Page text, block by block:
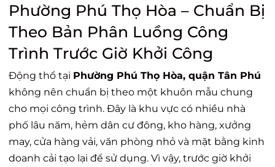
Phường Phú Thọ Hòa – Chuẩn Bị
Theo Bản Phân Luồng Công
Trình Trước Giờ Khởi Công
Động thổ tại Phường Phú Thọ Hòa, quận Tân Phú
không nên chuẩn bị theo một khuôn mẫu chung
cho mọi công trình. Đây là khu vực có nhiều nhà
phố lâu năm, hẻm dân cư đông, kho hàng, xưởng
may, cửa hàng vải, văn phòng nhỏ và mặt bằng kinh
doanh cải tạo lại để sử dụng. Vì vậy, trước giờ khởi